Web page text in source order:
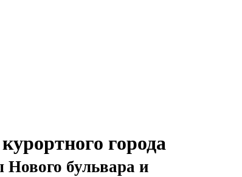
города
бульвара и